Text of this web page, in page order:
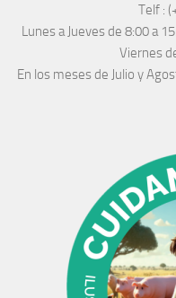
Telf :
Lunes a Jueves de 8:00 a
Viernes
En los meses de Julio y